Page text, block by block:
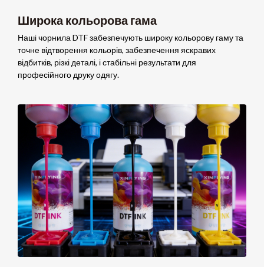
Широка кольорова гама
Наші чорнила DTF забезпечують широку кольорову гаму та
точне відтворення кольорів, забезпечення яскравих
відбитків, різкі деталі, і стабільні результати для
професійного друку одягу.